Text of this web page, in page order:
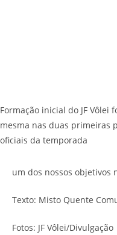
Formação inicial do JF Vôlei
mesma nas duas primeiras
oficiais da temporada
um dos nossos objetivos
Texto: Misto Quente
Fotos: JF Vôlei/Divulgação